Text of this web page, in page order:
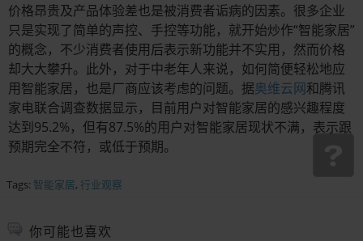
价格昂贵及产品体验差也是被消费者诟病的因素。很多企业
只是实现了简单的声控、手控等功能，就开始炒作“智能家居”
的概念，不少消费者使用后表示新功能并不实用，然而价格
却大大攀升。此外，对于中老年人来说，如何简便轻松地应
用智能家居，也是厂商应该考虑的问题。据奥维云网和腾讯
家电联合调查数据显示，目前用户对智能家居的感兴趣程度
达到95.2%，但有87.5%的用户对智能家居现状不满，表示跟
预期完全不符，或低于预期。
Tags: 智能家居, 行业观察
你可能也喜欢